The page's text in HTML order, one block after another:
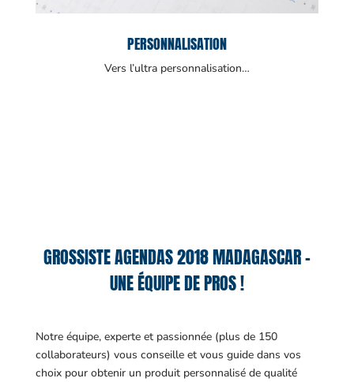
PERSONNALISATION
Vers l’ultra personnalisation…
GROSSISTE AGENDAS 2018 MADAGASCAR –
UNE ÉQUIPE DE PROS !
Notre équipe, experte et passionnée (plus de 150
collaborateurs) vous conseille et vous guide dans vos
choix pour obtenir un produit personnalisé de qualité